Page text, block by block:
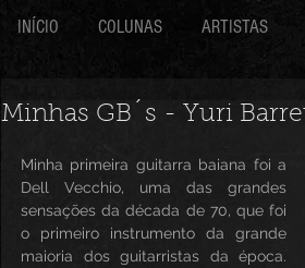
INÍCIO COLUNAS ARTISTAS
Minhas GB´s - Yuri
Minha primeira guitarra baiana foi a
Dell Vecchio, uma das grandes
sensações da década de 70, que foi
o primeiro instrumento da grande
maioria dos guitarristas da época.